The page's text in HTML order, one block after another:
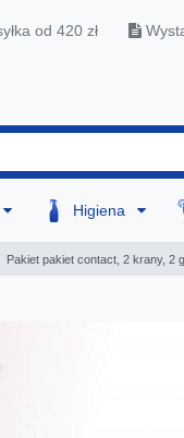
od 420 zł
Higiena
Pakiet pakiet contact, 2 krany, 2